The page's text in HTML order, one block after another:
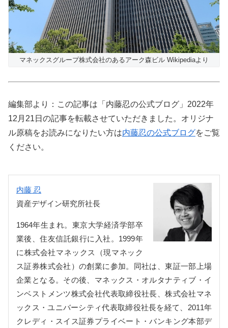
マネックスグループ株式会社のあるアーク森ビル Wikipediaより
編集部より：この記事は「内藤忍の公式ブログ」2022年
12月21日の記事を転載させていただきました。オリジナ
ル原稿をお読みになりたい方は内藤忍の公式ブログをご覧
ください。
内藤 忍
資産デザイン研究所社長
1964年生まれ。東京大学経済学部卒
業後、住友信託銀行に入社。1999年
に株式会社マネックス（現マネック
ス証券株式会社）の創業に参加。同社は、東証一部上場
企業となる。その後、マネックス・オルタナティブ・イ
ンベストメンツ株式会社代表取締役社長、株式会社マネ
ックス・ユニバーシティ代表取締役社長を経て、2011年
クレディ・スイス証券プライベート・バンキング本部デ